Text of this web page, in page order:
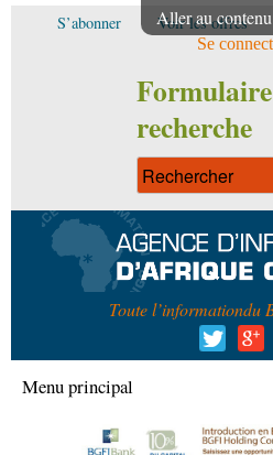
Aller au
S’abonner Voir les offres
Se
recherche
Toute l’informationdu
Menu principal